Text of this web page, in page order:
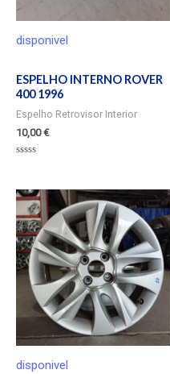
disponivel
ESPELHO INTERNO ROVER
400 1996
Espelho Retrovisor Interior
10,00€
de
5
disponivel